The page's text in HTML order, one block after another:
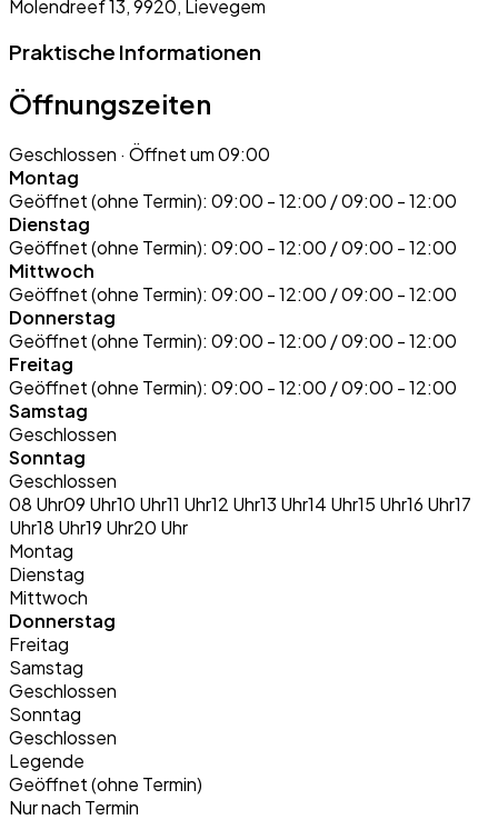
Molendreef 13, 9920, Lievegem
Praktische Informationen
Öffnungszeiten
Geschlossen · Öffnet um 09:00
Montag
Geöffnet (ohne Termin): 09:00 - 12:00 / 09:00 - 12:00
Dienstag
Geöffnet (ohne Termin): 09:00 - 12:00 / 09:00 - 12:00
Mittwoch
Geöffnet (ohne Termin): 09:00 - 12:00 / 09:00 - 12:00
Donnerstag
Geöffnet (ohne Termin): 09:00 - 12:00 / 09:00 - 12:00
Freitag
Geöffnet (ohne Termin): 09:00 - 12:00 / 09:00 - 12:00
Samstag
Geschlossen
Sonntag
Geschlossen
08 Uhr09 Uhr10 Uhr11 Uhr12 Uhr13 Uhr14 Uhr15 Uhr16 Uhr17
Uhr18 Uhr19 Uhr20 Uhr
Montag
Dienstag
Mittwoch
Donnerstag
Freitag
Samstag
Geschlossen
Sonntag
Geschlossen
Legende
Geöffnet (ohne Termin)
Nur nach Termin